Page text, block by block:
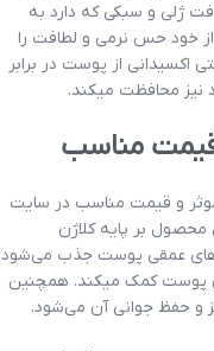
ژلی و سبکی که دارد به
حس نرمی و لطافت را
اکسیدانی از پوست در برابر
نیز محافظت میکند.
قیمت مناسب
موثر و قیمت مناسب در سایت
بر پایه کلاژن
های عمقی پوست جذب می‌شود
پوست کمک میکند. همچنین
و حفظ جوانی آن می‌شود.